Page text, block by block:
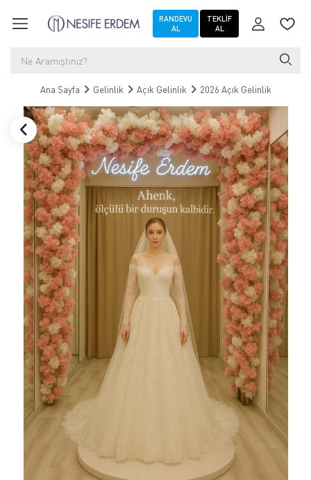
RANDEVU
AL
TEKLIF
AL
Ana Sayfa Gelinlik Açık Gelinlik 2026 Açık Gelinlik